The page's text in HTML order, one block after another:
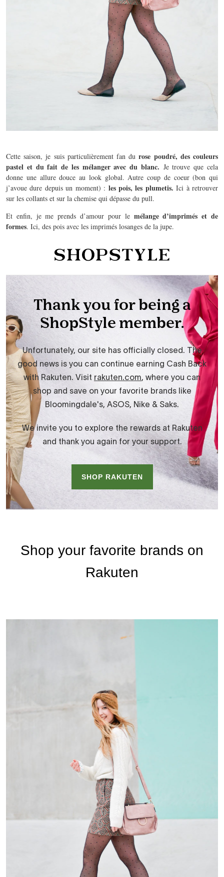
Cette saison, je suis particulièrement fan du rose poudré, des couleurs
pastel et du fait de les mélanger avec du blanc. Je trouve que cela
donne une allure douce au look global. Autre coup de coeur (bon qui
j’avoue dure depuis un moment) : les pois, les plumetis. Ici à retrouver
sur les collants et sur la chemise qui dépasse du pull.
Et enfin, je me prends d’amour pour le mélange d’imprimés et de
formes. Ici, des pois avec les imprimés losanges de la jupe.